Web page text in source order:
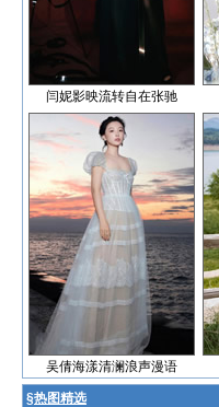
闫妮影映流转自在张驰
吴倩海漾清澜浪声漫语
§热图精选